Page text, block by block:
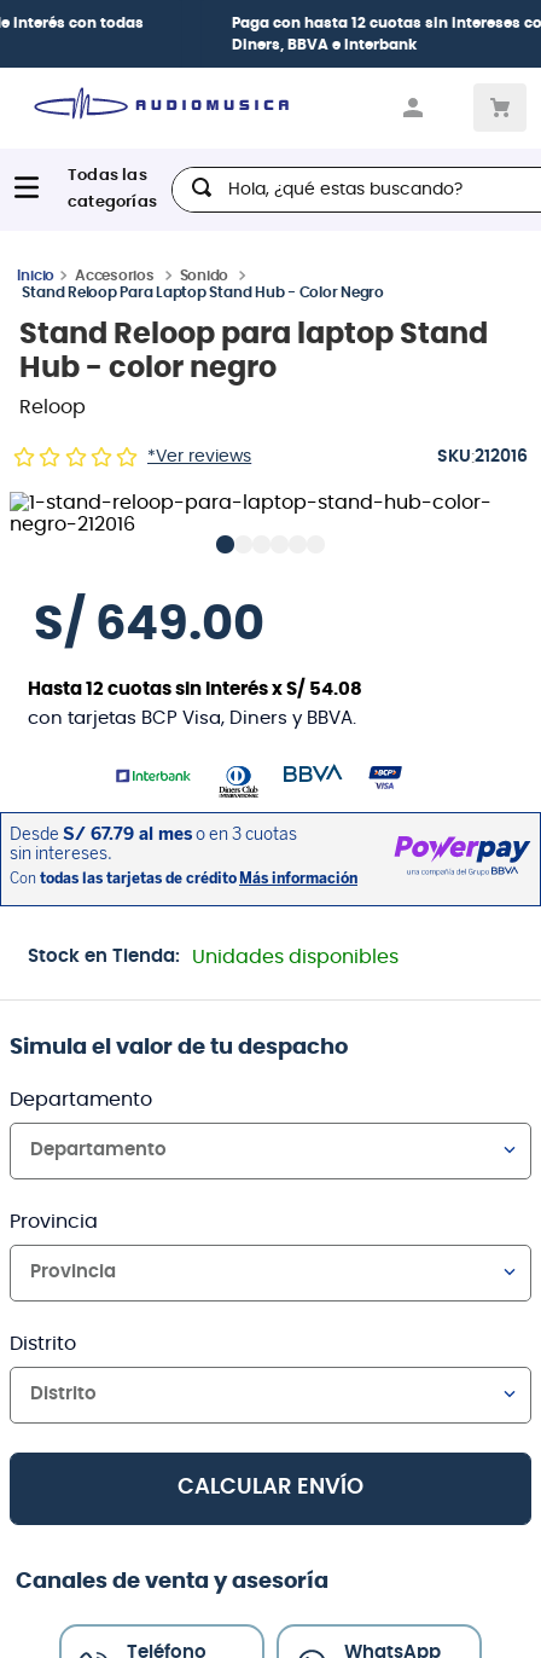
Paga conhasta 12 cuotas sin interesescon tarjetasBCP Visa,
Hola, ¿qué estas buscando?
Accesorios
Sonido
Stand Reloop Para Laptop Stand Hub - Color Negro
Stand Reloop para laptop Stand
Hub - color negro
Reloop
*Ver reviews :212016
S/ 649.00
Hasta12 cuotas sin interés xS/ 54.08
con tarjetas BCP Visa, Diners y BBVA.
Stock en Tienda: Unidades disponibles
Simula el valor de tu despacho
Departamento
Departamento
Provincia
Provincia
Distrito
Distrito
CALCULAR ENVÍO
Canales de venta y asesoría
Teléfono WhatsApp